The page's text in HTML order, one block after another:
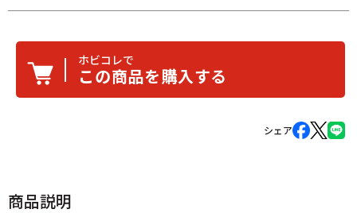
ホビコレで
この商品を購入する
シェア
商品説明